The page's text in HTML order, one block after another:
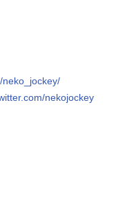
neko_jockey/
nekojockey